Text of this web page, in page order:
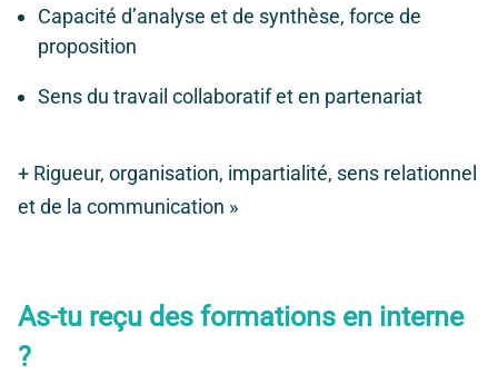
Capacité d’analyse et de synthèse, force de
proposition
Sens du travail collaboratif et en partenariat
+ Rigueur, organisation, impartialité, sens relationnel
et de la communication »
As-tu reçu des formations en interne
?